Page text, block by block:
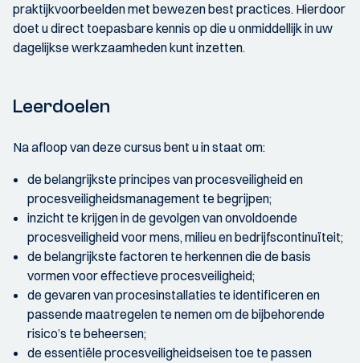
praktijkvoorbeelden met bewezen best practices. Hierdoor
doet u direct toepasbare kennis op die u onmiddellijk in uw
dagelijkse werkzaamheden kunt inzetten.
Leerdoelen
Na afloop van deze cursus bent u in staat om:
de belangrijkste principes van procesveiligheid en
procesveiligheidsmanagement te begrijpen;
inzicht te krijgen in de gevolgen van onvoldoende
procesveiligheid voor mens, milieu en bedrijfscontinuïteit;
de belangrijkste factoren te herkennen die de basis
vormen voor effectieve procesveiligheid;
de gevaren van procesinstallaties te identificeren en
passende maatregelen te nemen om de bijbehorende
risico’s te beheersen;
de essentiële procesveiligheidseisen toe te passen